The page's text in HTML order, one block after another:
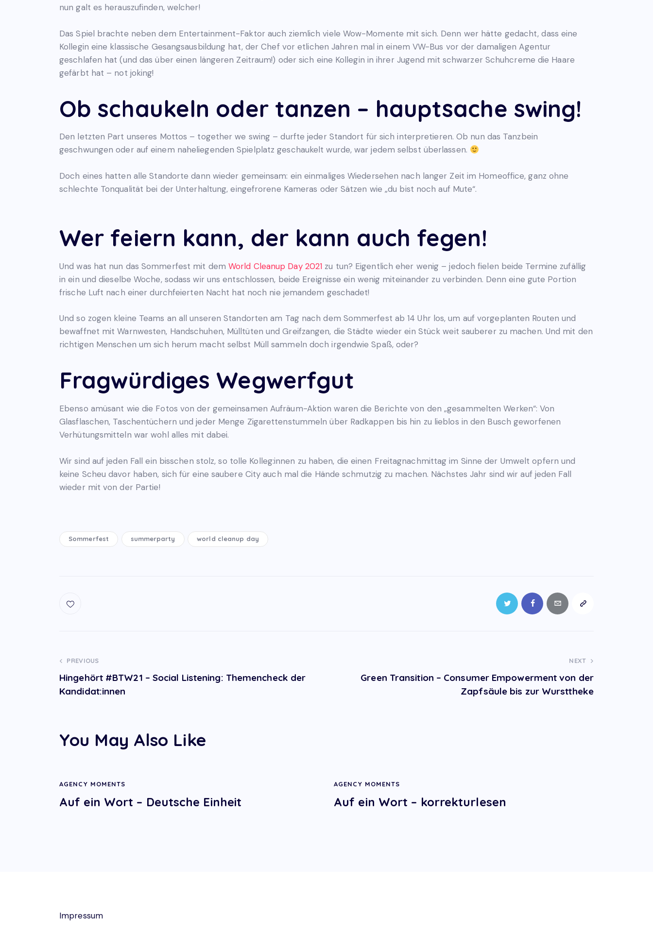
nun galt es herauszufinden, welcher!
Das Spiel brachte neben dem Entertainment-Faktor auch ziemlich viele Wow-Momente mit sich. Denn wer hätte gedacht, dass eine
Kollegin eine klassische Gesangsausbildung hat, der Chef vor etlichen Jahren mal in einem VW-Bus vor der damaligen Agentur
geschlafen hat (und das über einen längeren Zeitraum!) oder sich eine Kollegin in ihrer Jugend mit schwarzer Schuhcreme die Haare
gefärbt hat – not joking!
Ob schaukeln oder tanzen – hauptsache swing!
Den letzten Part unseres Mottos – together we swing – durfte jeder Standort für sich interpretieren. Ob nun das Tanzbein
geschwungen oder auf einem naheliegenden Spielplatz geschaukelt wurde, war jedem selbst überlassen.
Doch eines hatten alle Standorte dann wieder gemeinsam: ein einmaliges Wiedersehen nach langer Zeit im Homeoffice, ganz ohne
schlechte Tonqualität bei der Unterhaltung, eingefrorene Kameras oder Sätzen wie „du bist noch auf Mute“.
Wer feiern kann, der kann auch fegen!
Und was hat nun das Sommerfest mit dem World Cleanup Day 2021 zu tun? Eigentlich eher wenig – jedoch fielen beide Termine zufällig
in ein und dieselbe Woche, sodass wir uns entschlossen, beide Ereignisse ein wenig miteinander zu verbinden. Denn eine gute Portion
frische Luft nach einer durchfeierten Nacht hat noch nie jemandem geschadet!
Und so zogen kleine Teams an all unseren Standorten am Tag nach dem Sommerfest ab 14 Uhr los, um auf vorgeplanten Routen und
bewaffnet mit Warnwesten, Handschuhen, Mülltüten und Greifzangen, die Städte wieder ein Stück weit sauberer zu machen. Und mit den
richtigen Menschen um sich herum macht selbst Müll sammeln doch irgendwie Spaß, oder?
Fragwürdiges Wegwerfgut
Ebenso amüsant wie die Fotos von der gemeinsamen Aufräum-Aktion waren die Berichte von den „gesammelten Werken“: Von
Glasflaschen, Taschentüchern und jeder Menge Zigarettenstummeln über Radkappen bis hin zu lieblos in den Busch geworfenen
Verhütungsmitteln war wohl alles mit dabei.
Wir sind auf jeden Fall ein bisschen stolz, so tolle Kolleg:innen zu haben, die einen Freitagnachmittag im Sinne der Umwelt opfern und
keine Scheu davor haben, sich für eine saubere City auch mal die Hände schmutzig zu machen. Nächstes Jahr sind wir auf jeden Fall
wieder mit von der Partie!
Sommerfest summerparty world cleanup day
Post
navigation
PREVIOUS
Hingehört #BTW21 – Social Listening: Themencheck der
Kandidat:innen
NEXT
Green Transition – Consumer Empowerment von der
Zapfsäule bis zur Wursttheke
You May Also Like
AGENCY MOMENTS
Auf ein Wort – Deutsche Einheit
AGENCY MOMENTS
Auf ein Wort – korrekturlesen
Impressum